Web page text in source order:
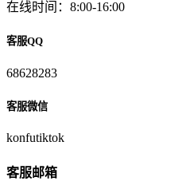
在线时间：8:00-16:00
客服QQ
68628283
客服微信
konfutiktok
客服邮箱